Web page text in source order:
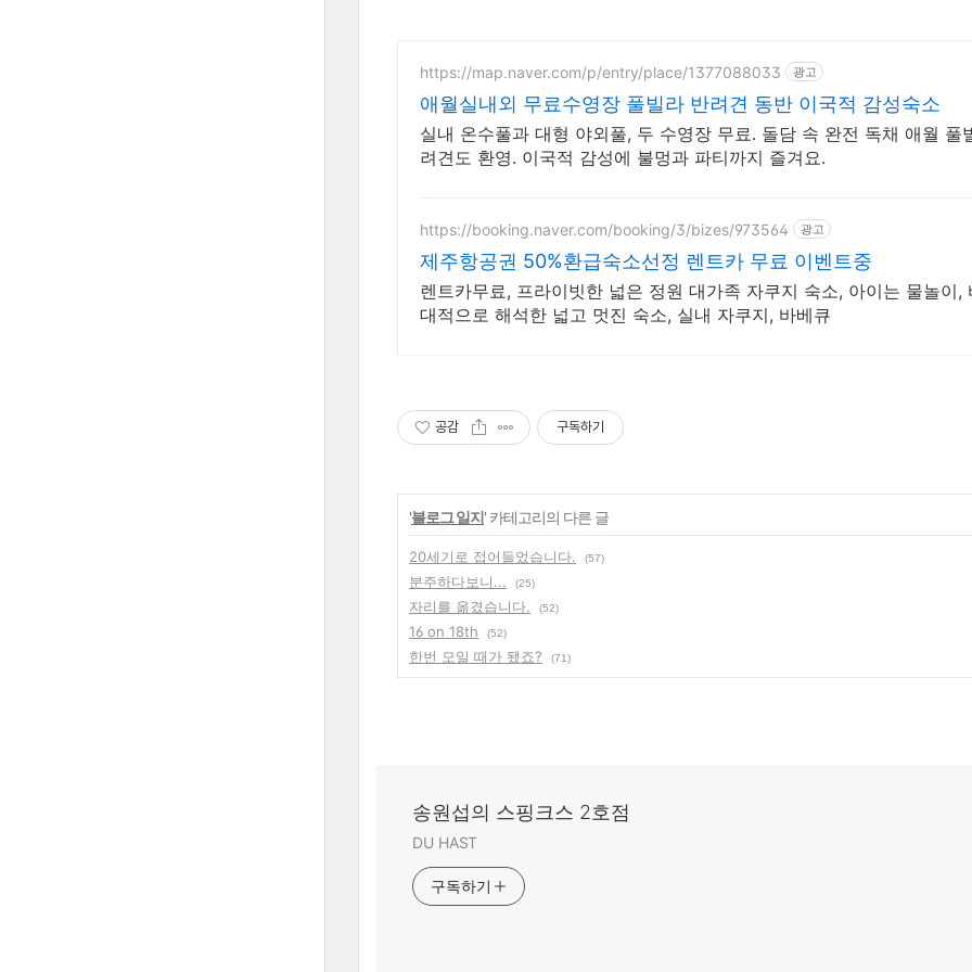
https://map.naver.com/p/entry/place/1377088033 광고
애월실내외 무료수영장 풀빌라 반려견 동반 이국적 감성숙소
실내 온수풀과 대형 야외풀, 두 수영장 무료. 돌담 속 완전 독채 애월 풀
려견도 환영. 이국적 감성에 불멍과 파티까지 즐겨요.
https://booking.naver.com/booking/3/bizes/973564 광고
제주항공권 50%환급숙소선정 렌트카 무료 이벤트중
렌트카무료, 프라이빗한 넓은 정원 대가족 자쿠지 숙소, 아이는 물놀이,
대적으로 해석한 넓고 멋진 숙소, 실내 자쿠지, 바베큐
공감 구독하기
'블로그 일지' 카테고리의 다른 글
20세기로 접어들었습니다. (57)
분주하다보니... (25)
자리를 옮겼습니다. (52)
16 on 18th (52)
한번 모일 때가 됐죠? (71)
송원섭의 스핑크스 2호점
DU HAST
구독하기